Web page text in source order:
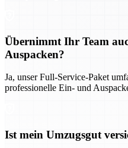
Übernimmt Ihr Team
Auspacken?
Ja, unser Full-Service-Paket
professionelle Ein- und
Ist mein Umzugsgut